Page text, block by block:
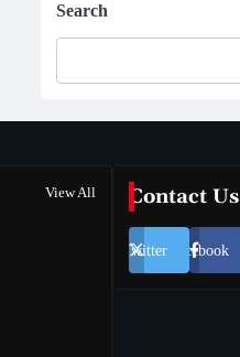
Search
View All Contact Us
Twitter Facebook